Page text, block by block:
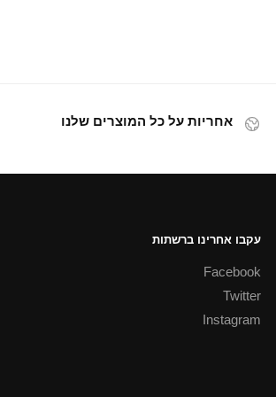
אחריות על כל המוצרים שלנו
עקבו אחרינו ברשתות
Facebook
Twitter
Instagram